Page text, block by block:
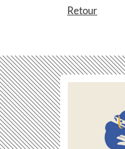
Retour